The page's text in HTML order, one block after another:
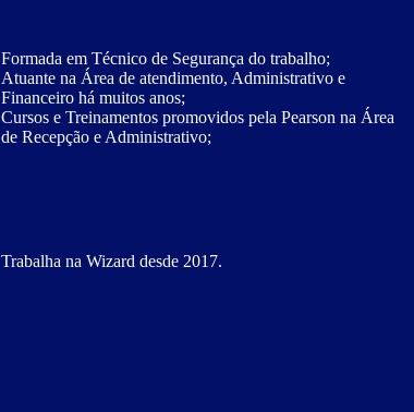
Formada em Técnico de Segurança do trabalho;
Atuante na Área de atendimento, Administrativo e
Financeiro há muitos anos;
Cursos e Treinamentos promovidos pela Pearson na Área
de Recepção e Administrativo;
Trabalha na Wizard desde 2017.